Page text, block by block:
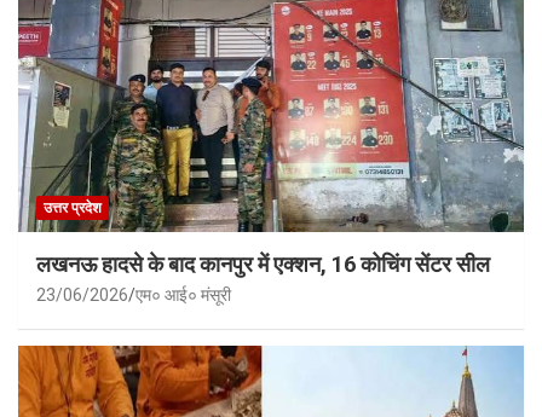
उत्तर प्रदेश
लखनऊ हादसे के बाद कानपुर में एक्शन, 16 कोचिंग सेंटर सील
23/06/2026 एम० आई० मंसूरी